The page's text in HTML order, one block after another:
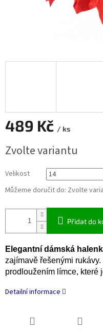
489 Kč / ks
cena:
Zvolte variantu
Velikost
Můžeme doručit do: Zvolte
Přidat do
Elegantní dámská
zajímavě řešenými
prodloužením límce, které
Detailní informace